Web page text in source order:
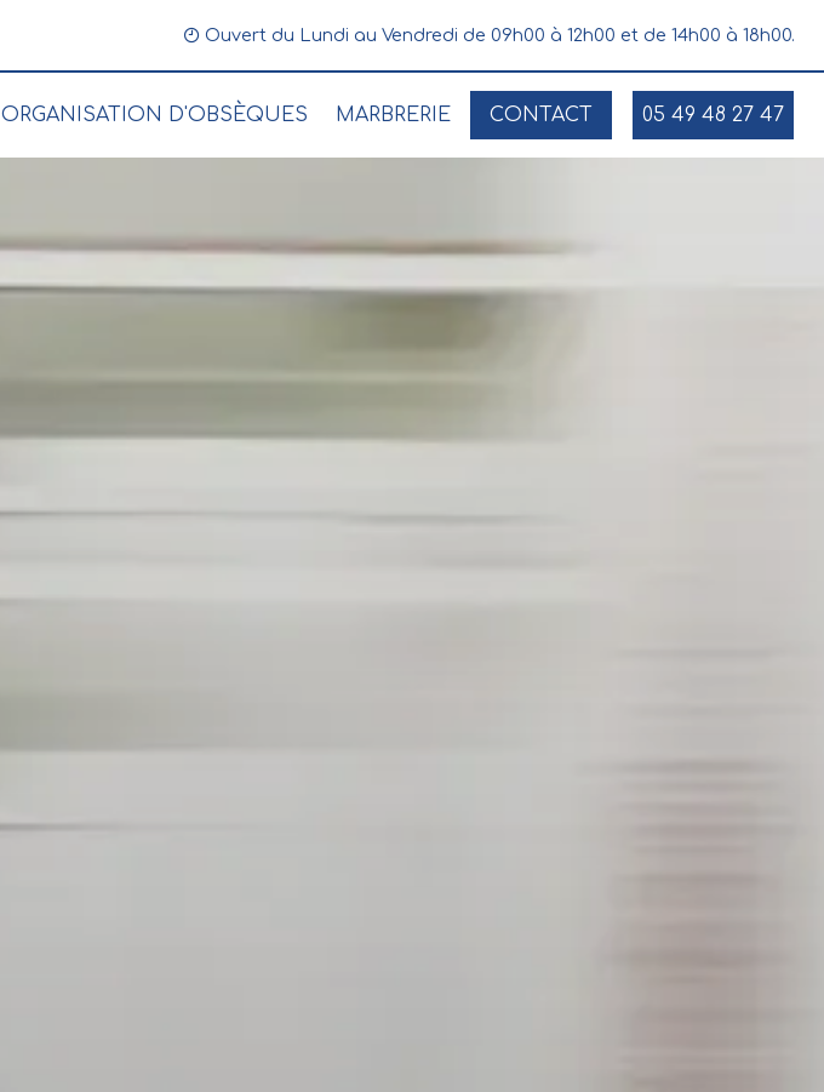
Ouvert du Lundi au Vendredi de 09h00 à 12h00 et de 14h00 à 18h00.
ORGANISATION D'OBSÈQUES MARBRERIE CONTACT 05 49 48 27 47